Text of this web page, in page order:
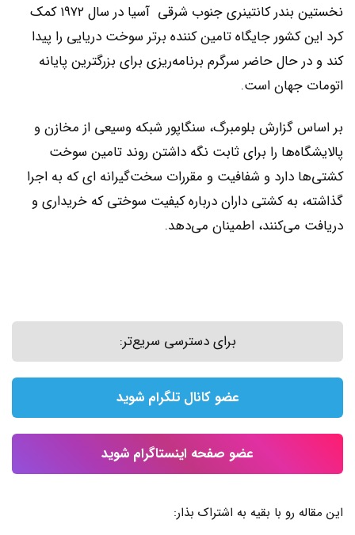
نخستین بندر کانتینری جنوب شرقی آسیا در سال ۱۹۷۲ کمک
کرد این کشور جایگاه تامین کننده برتر سوخت دریایی را پیدا
کند و در حال حاضر سرگرم برنامه‌ریزی برای بزرگترین پایانه
اتومات جهان است.
بر اساس گزارش بلومبرگ، سنگاپور شبکه وسیعی از مخازن و
پالایشگاه‌ها را برای ثابت نگه داشتن روند تامین سوخت
کشتی‌ها دارد و شفافیت و مقررات سخت‌گیرانه ای که به اجرا
گذاشته، به کشتی داران درباره کیفیت سوختی که خریداری و
دریافت می‌کنند، اطمینان می‌دهد.
برای دسترسی سریع‌تر:
عضو کانال تلگرام شوید
عضو صفحه اینستاگرام شوید
این مقاله رو با بقیه به اشتراک بذار: